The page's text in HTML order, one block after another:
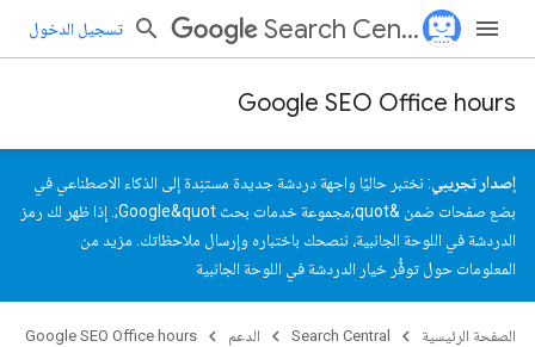
Search Central تسجيل الدخول
Google SEO Office hours
إصدار تجريبي : نختبر حاليًا واجهة دردشة جديدة مستنِدة إلى الذكاء الاصطناعي في
بضع صفحات ضمن &quot;مجموعة خدمات بحث Google&quot;. إذا ظهر لك رمز
الدردشة في اللوحة الجانبية، ننصحك باختباره وإرسال ملاحظاتك مزيد من
المعلومات حول توفُّر خيار الدردشة في اللوحة الجانبية
الصفحة الرئيسية Search Central الدعم Google SEO Office hours